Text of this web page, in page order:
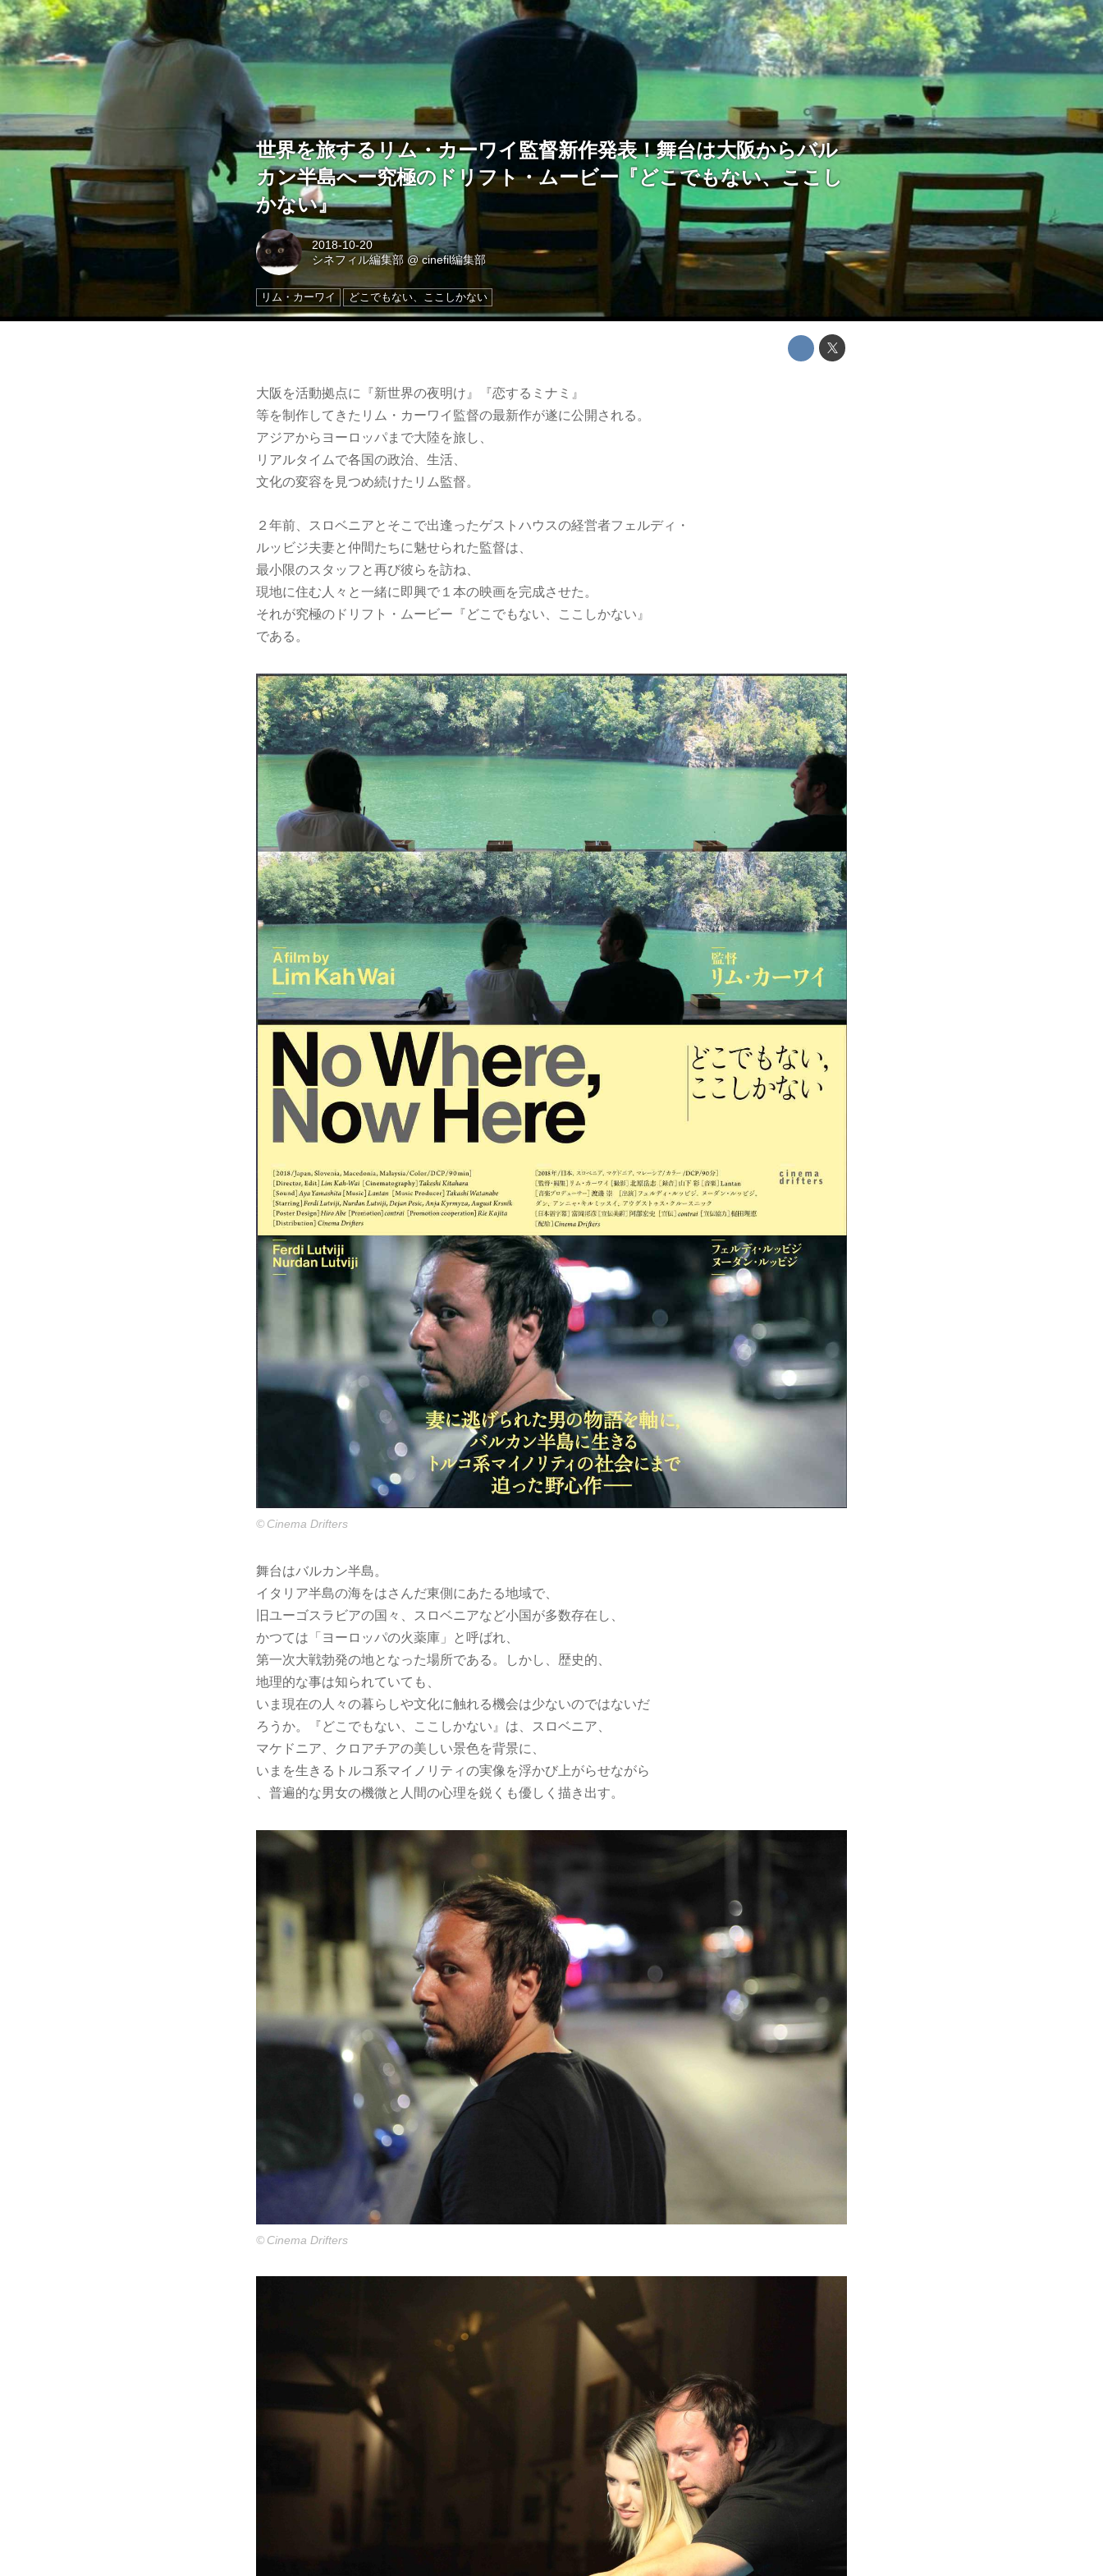
世界を旅するリム・カーワイ監督新作発表！舞台は大阪からバル
カン半島へー究極のドリフト・ムービー『どこでもない、ここし
かない』
2018-10-20
シネフィル編集部 @cinefil編集部
リム・カーワイ どこでもない、ここしかない
大阪を活動拠点に『新世界の夜明け』『恋するミナミ』
等を制作してきたリム・カーワイ監督の最新作が遂に公開される。
アジアからヨーロッパまで大陸を旅し、
リアルタイムで各国の政治、生活、
文化の変容を見つめ続けたリム監督。
２年前、スロベニアとそこで出逢ったゲストハウスの経営者フェルディ・
ルッビジ夫妻と仲間たちに魅せられた監督は、
最小限のスタッフと再び彼らを訪ね、
現地に住む人々と一緒に即興で１本の映画を完成させた。
それが究極のドリフト・ムービー『どこでもない、ここしかない』
である。
© Cinema Drifters
舞台はバルカン半島。
イタリア半島の海をはさんだ東側にあたる地域で、
旧ユーゴスラビアの国々、スロベニアなど小国が多数存在し、
かつては「ヨーロッパの火薬庫」と呼ばれ、
第一次大戦勃発の地となった場所である。しかし、歴史的、
地理的な事は知られていても、
いま現在の人々の暮らしや文化に触れる機会は少ないのではないだ
ろうか。『どこでもない、ここしかない』は、スロベニア、
マケドニア、クロアチアの美しい景色を背景に、
いまを生きるトルコ系マイノリティの実像を浮かび上がらせながら
、普遍的な男女の機微と人間の心理を鋭くも優しく描き出す。
© Cinema Drifters